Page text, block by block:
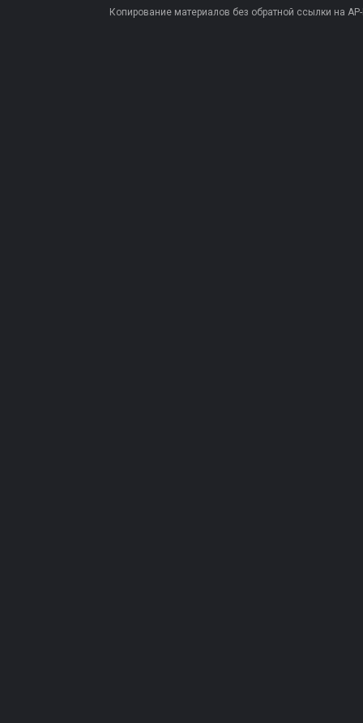
Копирование материалов без обратной ссылки на